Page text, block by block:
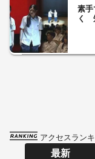
素
く
アクセスラン
最新